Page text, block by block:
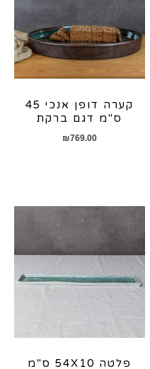
קערה דופן אנכי 45
ס"מ דגם ברקת
₪769.00
פלטה 54X10 ס"מ